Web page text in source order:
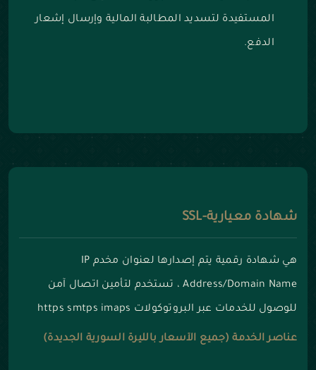
المستفيدة لتسديد المطالبة المالية وإرسال إشعار
الدفع.
شهادة معيارية-SSL
هي شهادة رقمية يتم إصدارها لعنوان مخدم IP
Address/Domain Name ، تستخدم لتأمين اتصال آمن
للوصول للخدمات عبر البروتوكولات https smtps imaps
عناصر الخدمة (جميع الأسعار بالليرة السورية الجديدة)